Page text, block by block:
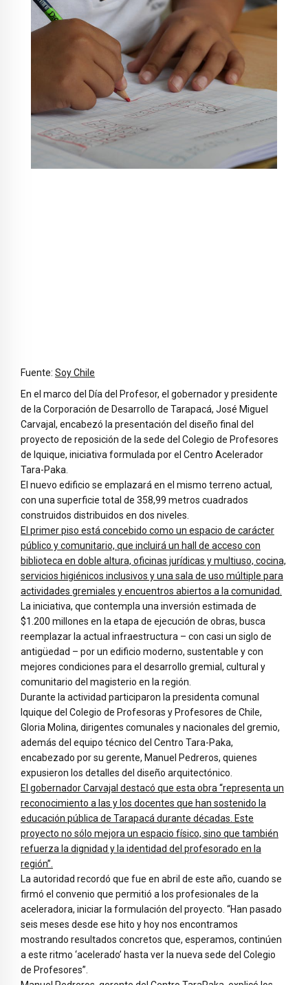
Fuente: Soy Chile
En el marco del Día del Profesor, el gobernador y presidente
de la Corporación de Desarrollo de Tarapacá, José Miguel
Carvajal, encabezó la presentación del diseño final del
proyecto de reposición de la sede del Colegio de Profesores
de Iquique, iniciativa formulada por el Centro Acelerador
Tara-Paka.
El nuevo edificio se emplazará en el mismo terreno actual,
con una superficie total de 358,99 metros cuadrados
construidos distribuidos en dos niveles.
El primer piso está concebido como un espacio de carácter
público y comunitario, que incluirá un hall de acceso con
biblioteca en doble altura, oficinas jurídicas y multiuso, cocina,
servicios higiénicos inclusivos y una sala de uso múltiple para
actividades gremiales y encuentros abiertos a la comunidad.
La iniciativa, que contempla una inversión estimada de
$1.200 millones en la etapa de ejecución de obras, busca
reemplazar la actual infraestructura – con casi un siglo de
antigüedad – por un edificio moderno, sustentable y con
mejores condiciones para el desarrollo gremial, cultural y
comunitario del magisterio en la región.
Durante la actividad participaron la presidenta comunal
Iquique del Colegio de Profesoras y Profesores de Chile,
Gloria Molina, dirigentes comunales y nacionales del gremio,
además del equipo técnico del Centro Tara-Paka,
encabezado por su gerente, Manuel Pedreros, quienes
expusieron los detalles del diseño arquitectónico.
El gobernador Carvajal destacó que esta obra “representa un
reconocimiento a las y los docentes que han sostenido la
educación pública de Tarapacá durante décadas. Este
proyecto no sólo mejora un espacio físico, sino que también
refuerza la dignidad y la identidad del profesorado en la
región”.
La autoridad recordó que fue en abril de este año, cuando se
firmó el convenio que permitió a los profesionales de la
aceleradora, iniciar la formulación del proyecto. “Han pasado
seis meses desde ese hito y hoy nos encontramos
mostrando resultados concretos que, esperamos, continúen
a este ritmo ‘acelerado’ hasta ver la nueva sede del Colegio
de Profesores”.